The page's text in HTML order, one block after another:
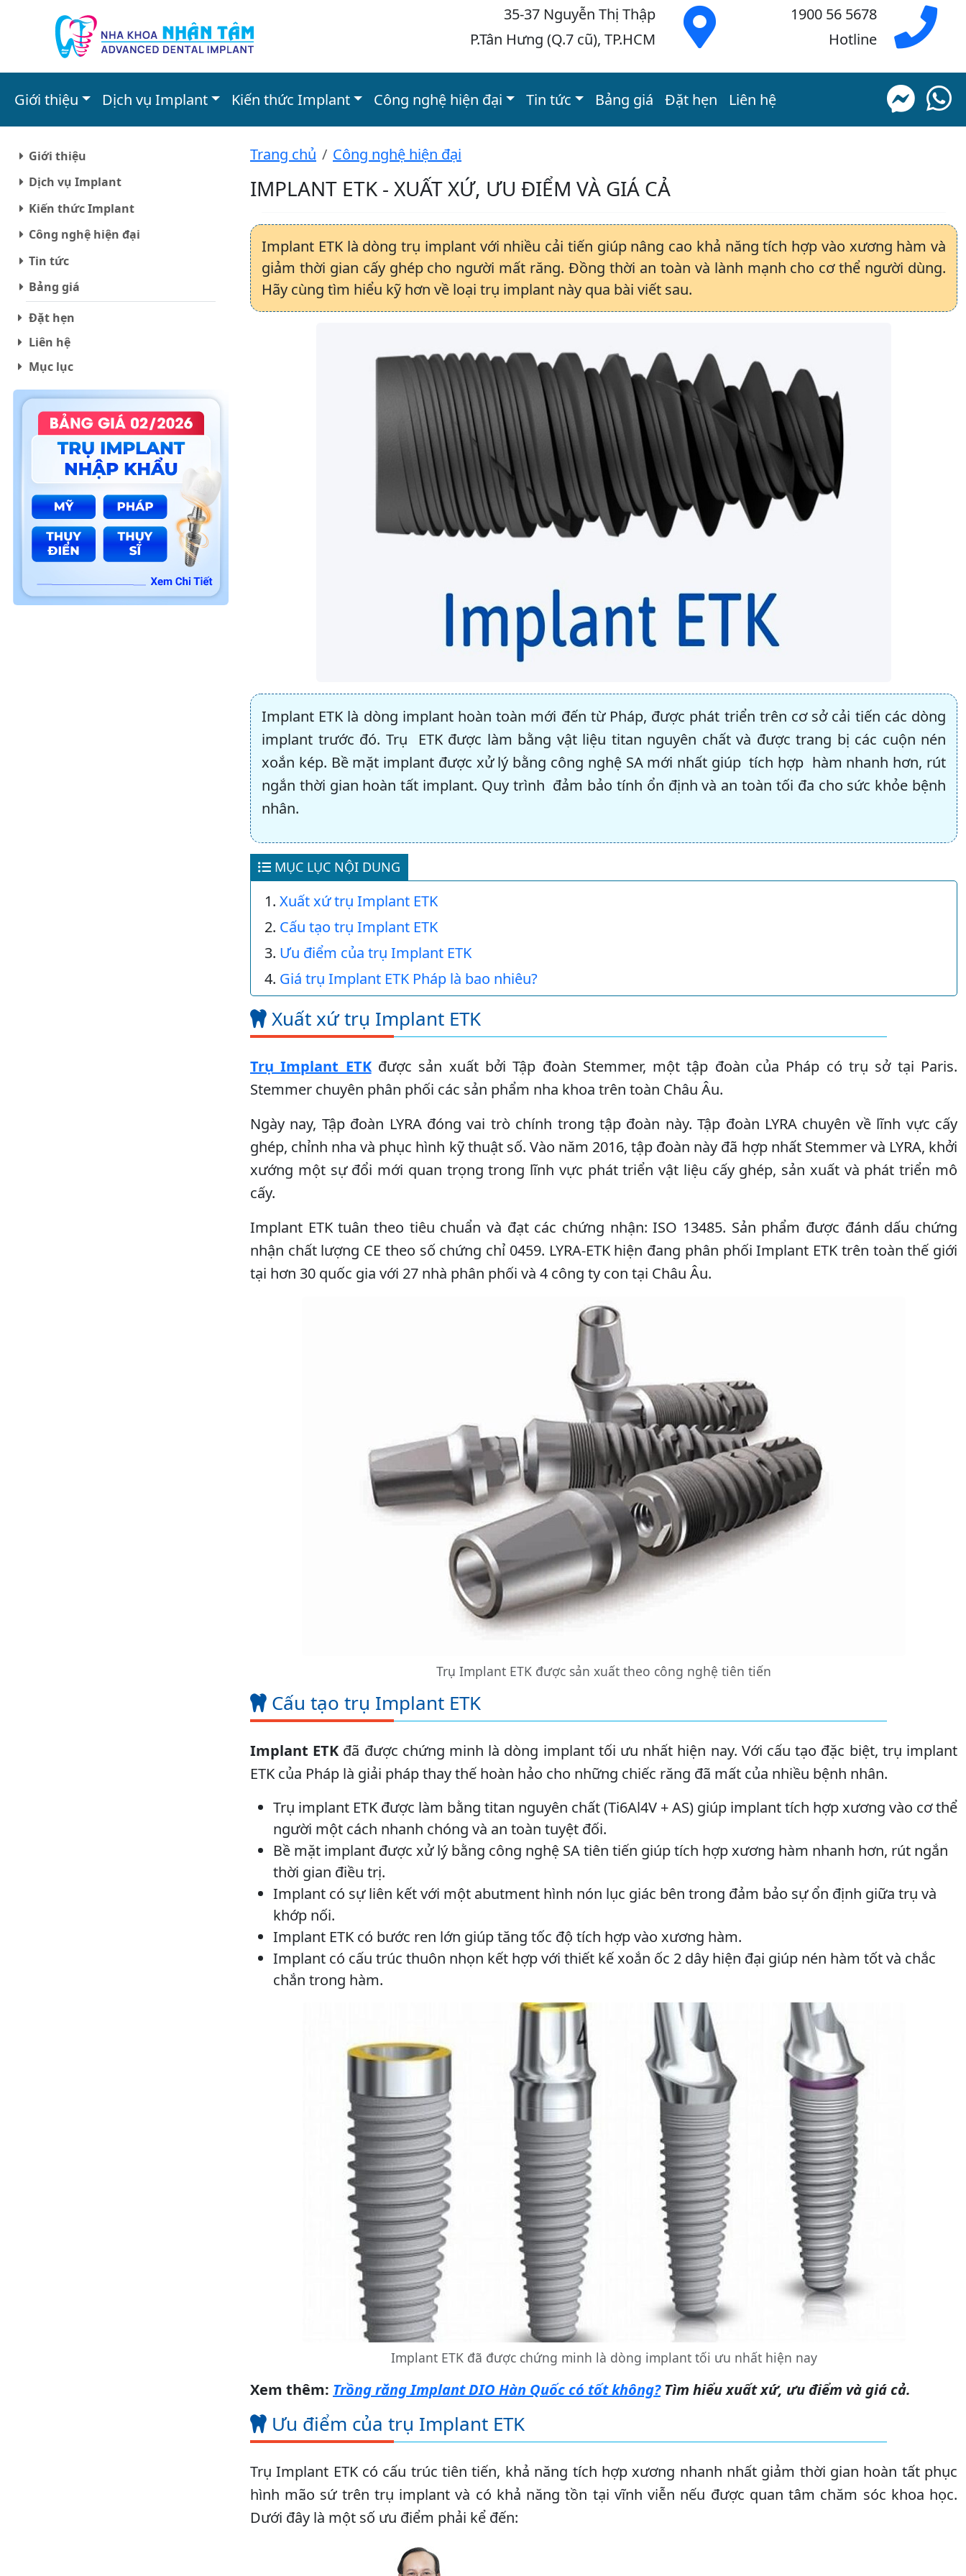
35-37 Nguyễn Thị Thập
P.Tân Hưng (Q.7 cũ), TP.HCM
1900 56 5678
Hotline
Giới thiệu Dịch vụ Implant Kiến thức Implant Công nghệ hiện đại Tin tức Bảng giá Đặt hẹn Liên hệ
Giới thiệu
Dịch vụ Implant
Kiến thức Implant
Công nghệ hiện đại
Tin tức
Bảng giá
Đặt hẹn
Liên hệ
Mục lục
Trang chủ Công nghệ hiện đại
IMPLANT ETK - XUẤT XỨ, ƯU ĐIỂM VÀ GIÁ CẢ
Implant ETK là dòng trụ implant với nhiều cải tiến giúp nâng cao khả năng tích hợp vào xương hàm và
giảm thời gian cấy ghép cho người mất răng. Đồng thời an toàn và lành mạnh cho cơ thể người dùng.
Hãy cùng tìm hiểu kỹ hơn về loại trụ implant này qua bài viết sau.
Implant ETK là dòng implant hoàn toàn mới đến từ Pháp, được phát triển trên cơ sở cải tiến các dòng
implant trước đó. Trụ ETK được làm bằng vật liệu titan nguyên chất và được trang bị các cuộn nén
xoắn kép. Bề mặt implant được xử lý bằng công nghệ SA mới nhất giúp tích hợp hàm nhanh hơn, rút
ngắn thời gian hoàn tất implant. Quy trình đảm bảo tính ổn định và an toàn tối đa cho sức khỏe bệnh
nhân.
MỤC LỤC NỘI DUNG
Xuất xứ trụ Implant ETK
Cấu tạo trụ Implant ETK
Ưu điểm của trụ Implant ETK
Giá trụ Implant ETK Pháp là bao nhiêu?
Xuất xứ trụ Implant ETK
Trụ Implant ETKđược sản xuất bởi Tập đoàn Stemmer, một tập đoàn của Pháp có trụ sở tại Paris.
Stemmer chuyên phân phối các sản phẩm nha khoa trên toàn Châu Âu.
Ngày nay, Tập đoàn LYRA đóng vai trò chính trong tập đoàn này. Tập đoàn LYRA chuyên về lĩnh vực cấy
ghép, chỉnh nha và phục hình kỹ thuật số. Vào năm 2016, tập đoàn này đã hợp nhất Stemmer và LYRA, khởi
xướng một sự đổi mới quan trọng trong lĩnh vực phát triển vật liệu cấy ghép, sản xuất và phát triển mô
cấy.
Implant ETK tuân theo tiêu chuẩn và đạt các chứng nhận: ISO 13485. Sản phẩm được đánh dấu chứng
nhận chất lượng CE theo số chứng chỉ 0459. LYRA-ETK hiện đang phân phối Implant ETK trên toàn thế giới
tại hơn 30 quốc gia với 27 nhà phân phối và 4 công ty con tại Châu Âu.
Trụ Implant ETK được sản xuất theo công nghệ tiên tiến
Cấu tạo trụ Implant ETK
Implant ETK đã được chứng minh là dòng implant tối ưu nhất hiện nay. Với cấu tạo đặc biệt, trụ implant
ETK của Pháp là giải pháp thay thế hoàn hảo cho những chiếc răng đã mất của nhiều bệnh nhân.
Trụ implant ETK được làm bằng titan nguyên chất (Ti6Al4V + AS) giúp implant tích hợp xương vào cơ thể
người một cách nhanh chóng và an toàn tuyệt đối.
Bề mặt implant được xử lý bằng công nghệ SA tiên tiến giúp tích hợp xương hàm nhanh hơn, rút ngắn
thời gian điều trị.
Implant có sự liên kết với một abutment hình nón lục giác bên trong đảm bảo sự ổn định giữa trụ và
khớp nối.
Implant ETK có bước ren lớn giúp tăng tốc độ tích hợp vào xương hàm.
Implant có cấu trúc thuôn nhọn kết hợp với thiết kế xoắn ốc 2 dây hiện đại giúp nén hàm tốt và chắc
chắn trong hàm.
Implant ETK đã được chứng minh là dòng implant tối ưu nhất hiện nay
Xem thêm: Trồng răng Implant DIO Hàn Quốc có tốt không?Tìm hiểu xuất xứ, ưu điểm và giá cả.
Ưu điểm của trụ Implant ETK
Trụ Implant ETK có cấu trúc tiên tiến, khả năng tích hợp xương nhanh nhất giảm thời gian hoàn tất phục
hình mão sứ trên trụ implant và có khả năng tồn tại vĩnh viễn nếu được quan tâm chăm sóc khoa học.
Dưới đây là một số ưu điểm phải kể đến: